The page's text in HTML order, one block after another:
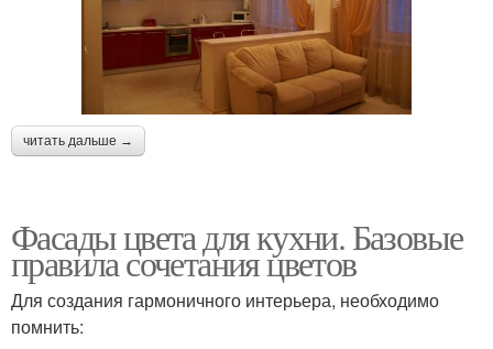
читать дальше →
Фасады цвета для кухни. Базовые
правила сочетания цветов
Для создания гармоничного интерьера, необходимо
помнить: